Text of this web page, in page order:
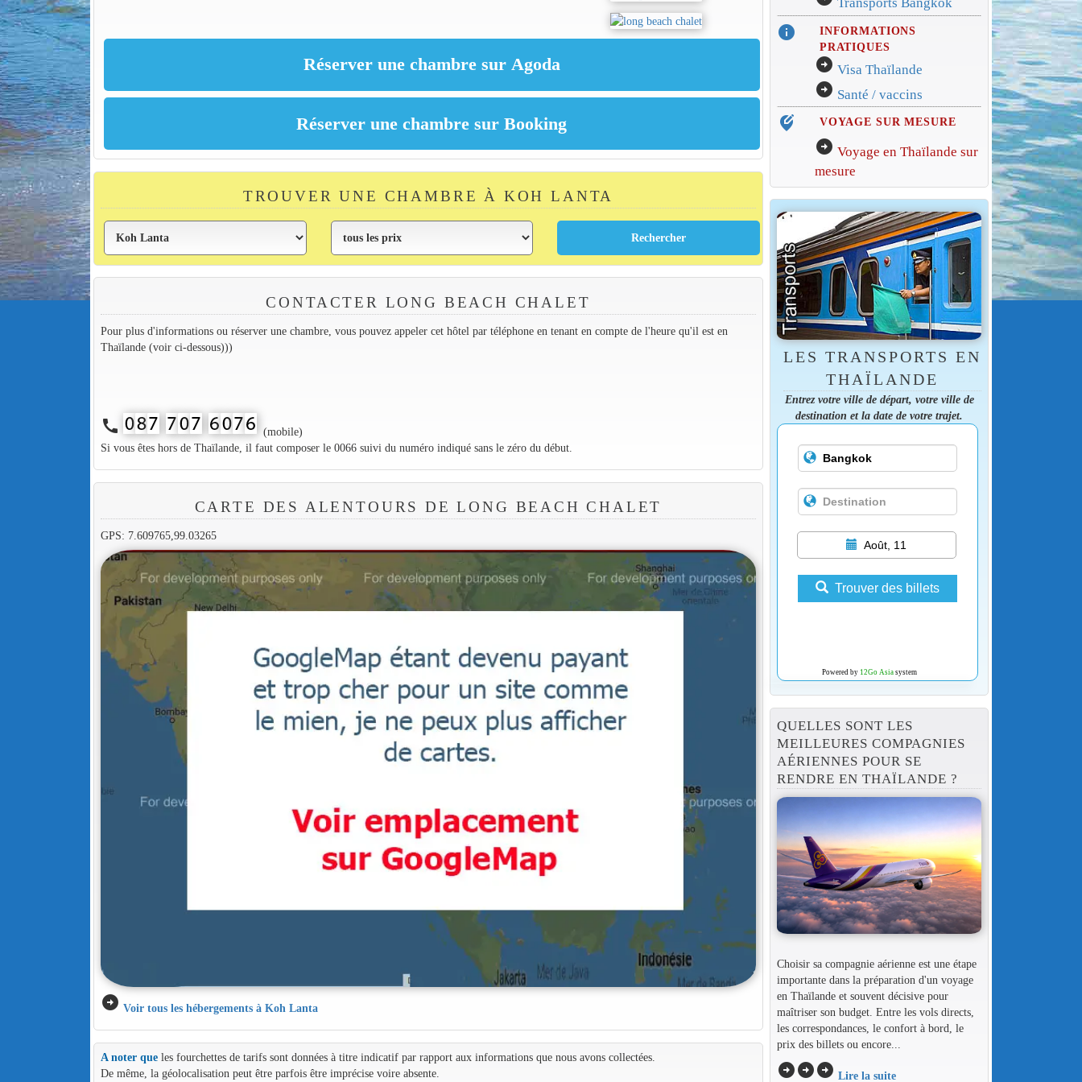
TROUVER UNE CHAMBRE À KOH LANTA
CONTACTER LONG BEACH CHALET
Pour plus d'informations ou réserver une chambre, vous pouvez appeler cet hôtel par téléphone en tenant en compte de l'heure qu'il est en
Thaïlande (voir ci-dessous)))
call
(mobile)
Si vous êtes hors de Thaïlande, il faut composer le 0066 suivi du numéro indiqué sans le zéro du début.
CARTE DES ALENTOURS DE LONG BEACH CHALET
GPS: 7.609765,99.03265
arrow_circle_right Voir tous les hébergements à Koh Lanta
A noter queles fourchettes de tarifs sont données à titre indicatif par rapport aux informations que nous avons collectées.
De même, la géolocalisation peut être parfois être imprécise voire absente.
Transports Bangkok
info
INFORMATIONS
PRATIQUES
arrow_circle_right Visa Thaïlande
arrow_circle_right Santé / vaccins
edit_location_alt VOYAGE SUR MESURE
arrow_circle_right Voyage en Thaïlande sur
mesure
LES TRANSPORTS EN
THAÏLANDE
Entrez votre ville de départ, votre ville de
destination et la date de votre trajet.
Août, 11
Trouver des billets
Powered by 12Go Asiasystem
QUELLES SONT LES
MEILLEURES COMPAGNIES
AÉRIENNES POUR SE
RENDRE EN THAÏLANDE ?
Choisir sa compagnie aérienne est une étape
importante dans la préparation d'un voyage
en Thaïlande et souvent décisive pour
maîtriser son budget. Entre les vols directs,
les correspondances, le confort à bord, le
prix des billets ou encore...
arrow_circle_rightarrow_circle_rightarrow_circle_right Lire la suite